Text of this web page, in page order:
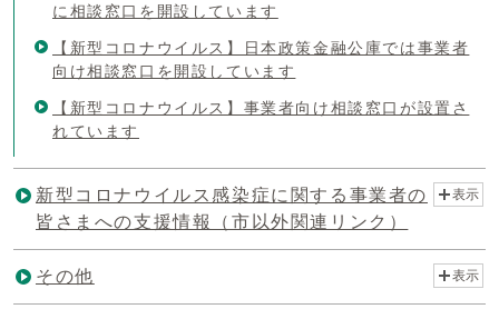
に相談窓口を開設しています
【新型コロナウイルス】日本政策金融公庫では事業者
向け相談窓口を開設しています
【新型コロナウイルス】事業者向け相談窓口が設置さ
れています
新型コロナウイルス感染症に関する事業者の
皆さまへの支援情報（市以外関連リンク）
表示
その他 表示